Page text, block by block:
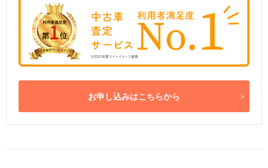
お申し込みはこちらから